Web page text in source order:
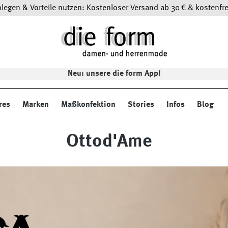
& Vorteile nutzen: Kostenloser Versand ab 30 € &
Neu: unsere die form App!
Marken Maßkonfektion Stories Infos Blog
Ottod'Ame